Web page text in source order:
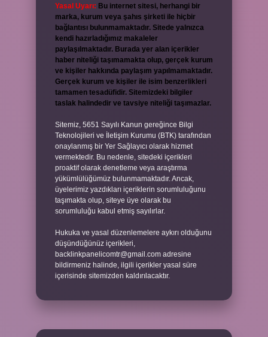
Yasal Uyarı: Bu internet sitesi, herhangi bir
marka, kurum veya şahıs şirketi ile hiçbir
bağlantısı bulunmamaktadır. Sitede yalnızca
kendi hazırladığımız makaleler
paylaşılmaktadır. Burada yer alan içerikler
haber niteliği taşımamakta olup, gerçek kurum
ve kişiler hakkında paylaşım yapılmamaktadır.
Gerçek kurum ve kişiler ile isim benzerlikleri
tamamen tesadüfidir. Sitemizdeki bilgiler
taslak halindedir ve tavsiye niteliği taşımazlar.
Sitemiz, 5651 Sayılı Kanun gereğince Bilgi
Teknolojileri ve İletişim Kurumu (BTK) tarafından
onaylanmış bir Yer Sağlayıcı olarak hizmet
vermektedir. Bu nedenle, sitedeki içerikleri
proaktif olarak denetleme veya araştırma
yükümlülüğümüz bulunmamaktadır. Ancak,
üyelerimiz yazdıkları içeriklerin sorumluluğunu
taşımakta olup, siteye üye olarak bu
sorumluluğu kabul etmiş sayılırlar.
Hukuka ve yasal düzenlemelere aykırı olduğunu
düşündüğünüz içerikleri,
backlinkpanelicomtr@gmail.com adresine
bildirmeniz halinde, ilgili içerikler yasal süre
içerisinde sitemizden kaldırılacaktır.